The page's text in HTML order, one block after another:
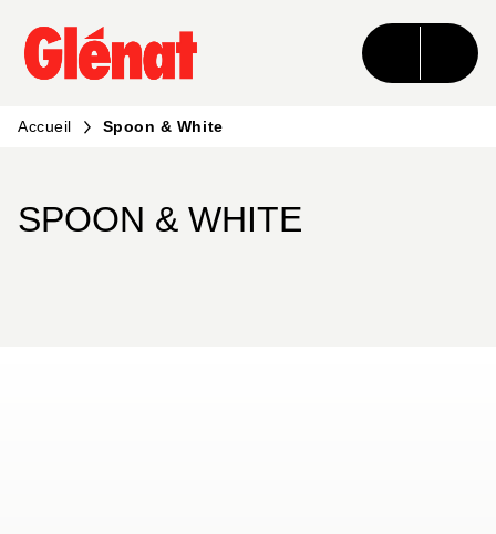
MENU RECHERCHE CONTENU
PIED DE PAGE
Accueil Spoon & White
SPOON & WHITE